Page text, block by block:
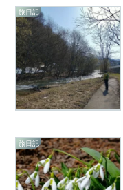
旅日記
旅日記